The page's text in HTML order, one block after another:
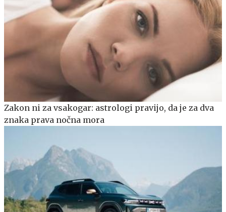
Zakon ni za vsakogar: astrologi pravijo, da je za dva
znaka prava nočna mora